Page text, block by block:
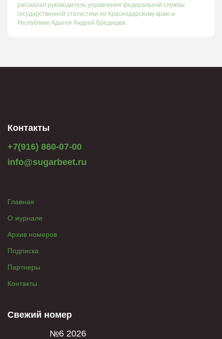
рассказал руководитель управления федеральной службы
государственной статистики по Краснодарскому краю и
Республике Адыгея Андрей Бредищев.
Контакты
+7(916) 860-07-00
info@sugarbeet.ru
Главная
О журнале
Архив номеров
Подписка
Партнеры
Контакты
Свежий номер
№6 2026